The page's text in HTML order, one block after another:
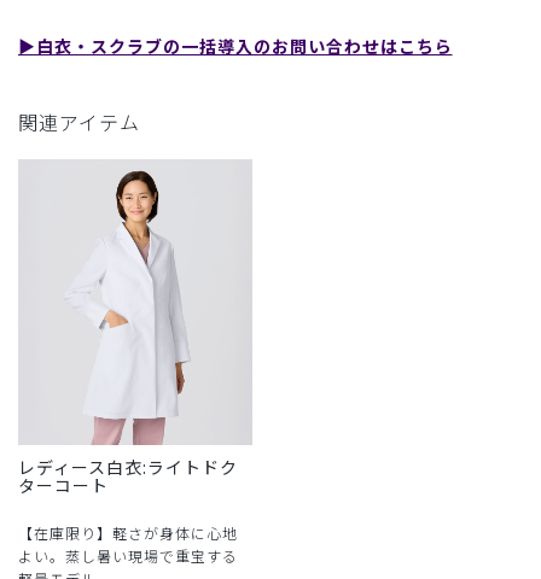
▶︎白衣・スクラブの一括導入のお問い合わせはこちら
関連アイテム
レディース白衣:ライトドク
ターコート
【在庫限り】軽さが身体に心地
よい。蒸し暑い現場で重宝する